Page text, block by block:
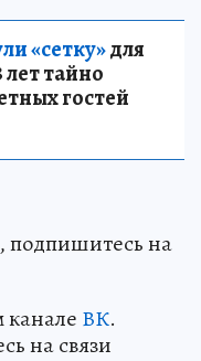
«сетку»для
тайно
гостей
подпишитесь на
ВК.
на связи